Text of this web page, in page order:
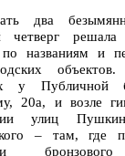
два
четверг решала
названиям и
у Публичной
20а, и возле
улиц
– там, где